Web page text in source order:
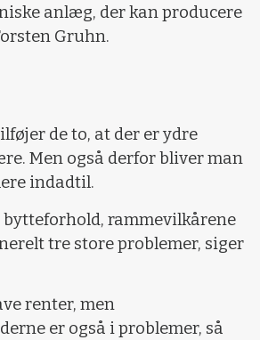
anlæg, der kan producere
Gruhn.
de to, at der er ydre
Men også derfor bliver man
indadtil.
rammevilkårene
tre store problemer, siger
renter, men
er også i problemer, så